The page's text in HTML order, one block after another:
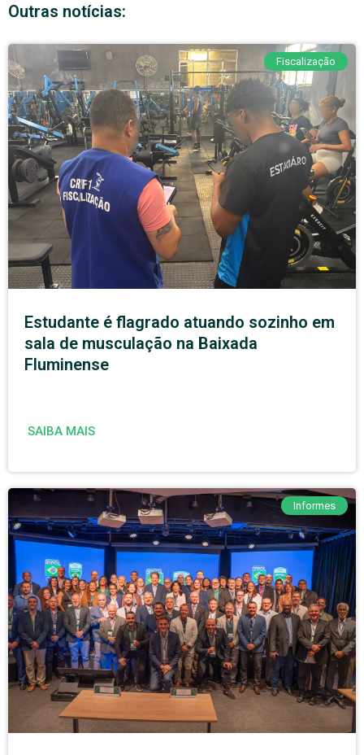
Outras notícias:
Fiscalização
Estudante é flagrado atuando sozinho em
sala de musculação na Baixada
Fluminense
SAIBA MAIS
Informes